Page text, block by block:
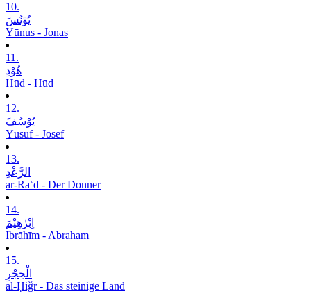
10.
یُوْنُسَ
Yūnus - Jonas
11.
ھُوْدِ
Hūd - Hūd
12.
یُوْسُفَ
Yūsuf - Josef
13.
الرَّعْدِ
ar-Raʿd - Der Donner
14.
اِبْرٰھِیْمَ
Ibrāhīm - Abraham
15.
الْحِجْرِ
al-Ḥiǧr - Das steinige Land